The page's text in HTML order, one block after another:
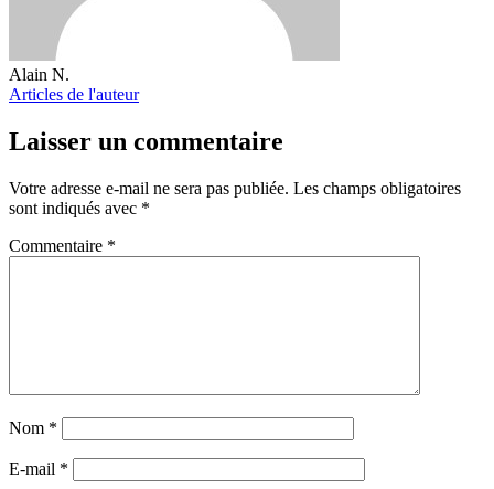
Alain N.
Articles de l'auteur
Laisser un commentaire
Votre adresse e-mail ne sera pas publiée. Les champs obligatoires
sont indiqués avec *
Commentaire *
Nom *
E-mail *